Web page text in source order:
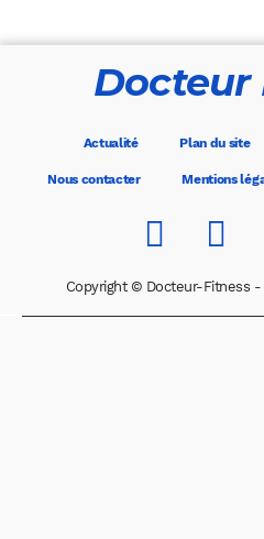
Docteur
Actualité Plan du site
Nous contacter Mentions
Copyright © Docteur-Fitness -